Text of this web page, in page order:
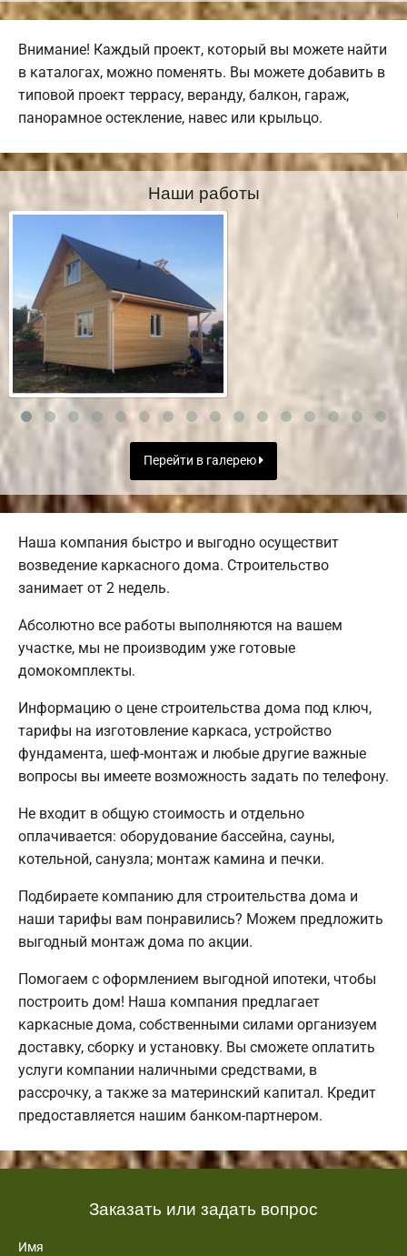
Внимание! Каждый проект, который вы можете найти
в каталогах, можно поменять. Вы можете добавить в
типовой проект террасу, веранду, балкон, гараж,
панорамное остекление, навес или крыльцо.
Наши работы
Перейти в галерею
Наша компания быстро и выгодно осуществит
возведение каркасного дома. Строительство
занимает от 2 недель.
Абсолютно все работы выполняются на вашем
участке, мы не производим уже готовые
домокомплекты.
Информацию о цене строительства дома под ключ,
тарифы на изготовление каркаса, устройство
фундамента, шеф-монтаж и любые другие важные
вопросы вы имеете возможность задать по телефону.
Не входит в общую стоимость и отдельно
оплачивается: оборудование бассейна, сауны,
котельной, санузла; монтаж камина и печки.
Подбираете компанию для строительства дома и
наши тарифы вам понравились? Можем предложить
выгодный монтаж дома по акции.
Помогаем с оформлением выгодной ипотеки, чтобы
построить дом! Наша компания предлагает
каркасные дома, собственными силами организуем
доставку, сборку и установку. Вы сможете оплатить
услуги компании наличными средствами, в
рассрочку, а также за материнский капитал. Кредит
предоставляется нашим банком-партнером.
Заказать или задать вопрос
Имя